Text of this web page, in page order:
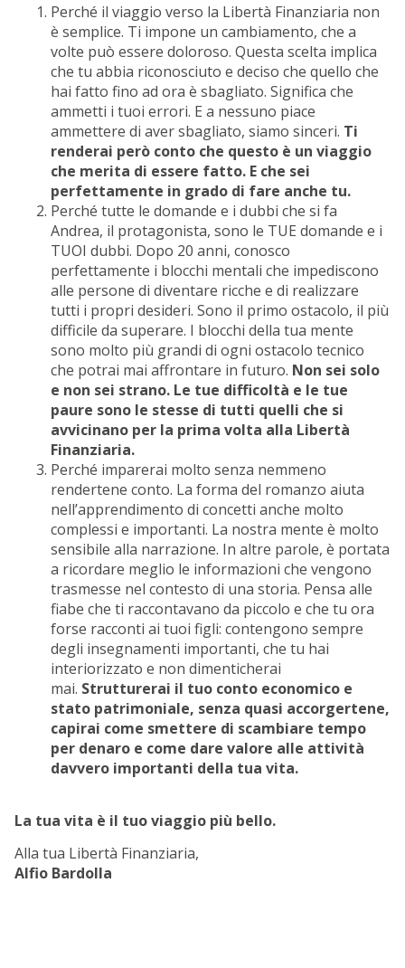
Perché il viaggio verso la Libertà Finanziaria non
è semplice. Ti impone un cambiamento, che a
volte può essere doloroso. Questa scelta implica
che tu abbia riconosciuto e deciso che quello che
hai fatto fino ad ora è sbagliato. Significa che
ammetti i tuoi errori. E a nessuno piace
ammettere di aver sbagliato, siamo sinceri. Ti
renderai però conto che questo è un viaggio
che merita di essere fatto. E che sei
perfettamente in grado di fare anche tu.
Perché tutte le domande e i dubbi che si fa
Andrea, il protagonista, sono le TUE domande e i
TUOI dubbi. Dopo 20 anni, conosco
perfettamente i blocchi mentali che impediscono
alle persone di diventare ricche e di realizzare
tutti i propri desideri. Sono il primo ostacolo, il più
difficile da superare. I blocchi della tua mente
sono molto più grandi di ogni ostacolo tecnico
che potrai mai affrontare in futuro. Non sei solo
e non sei strano. Le tue difficoltà e le tue
paure sono le stesse di tutti quelli che si
avvicinano per la prima volta alla Libertà
Finanziaria.
Perché imparerai molto senza nemmeno
rendertene conto. La forma del romanzo aiuta
nell’apprendimento di concetti anche molto
complessi e importanti. La nostra mente è molto
sensibile alla narrazione. In altre parole, è portata
a ricordare meglio le informazioni che vengono
trasmesse nel contesto di una storia. Pensa alle
fiabe che ti raccontavano da piccolo e che tu ora
forse racconti ai tuoi figli: contengono sempre
degli insegnamenti importanti, che tu hai
interiorizzato e non dimenticherai
mai. Strutturerai il tuo conto economico e
stato patrimoniale, senza quasi accorgertene,
capirai come smettere di scambiare tempo
per denaro e come dare valore alle attività
davvero importanti della tua vita.
La tua vita è il tuo viaggio più bello.
Alla tua Libertà Finanziaria,
Alfio Bardolla